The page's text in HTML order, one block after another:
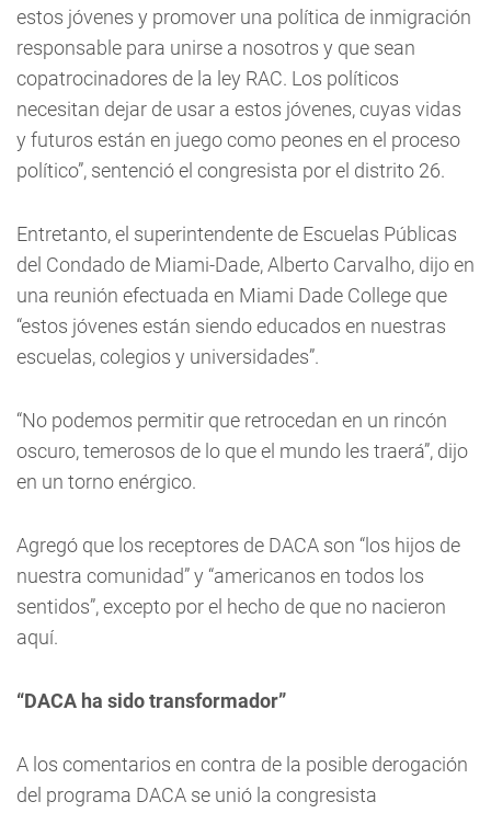
estos jóvenes y promover una política de inmigración
responsable para unirse a nosotros y que sean
copatrocinadores de la ley RAC. Los políticos
necesitan dejar de usar a estos jóvenes, cuyas vidas
y futuros están en juego como peones en el proceso
político”, sentenció el congresista por el distrito 26.
Entretanto, el superintendente de Escuelas Públicas
del Condado de Miami-Dade, Alberto Carvalho, dijo en
una reunión efectuada en Miami Dade College que
“estos jóvenes están siendo educados en nuestras
escuelas, colegios y universidades”.
“No podemos permitir que retrocedan en un rincón
oscuro, temerosos de lo que el mundo les traerá”, dijo
en un torno enérgico.
Agregó que los receptores de DACA son “los hijos de
nuestra comunidad” y “americanos en todos los
sentidos”, excepto por el hecho de que no nacieron
aquí.
“DACA ha sido transformador”
A los comentarios en contra de la posible derogación
del programa DACA se unió la congresista